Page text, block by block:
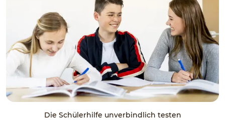
Die Schülerhilfe unverbindlich testen